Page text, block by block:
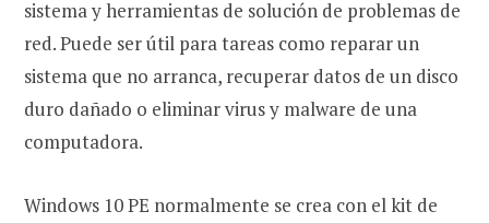
sistema y herramientas de solución de problemas de
red. Puede ser útil para tareas como reparar un
sistema que no arranca, recuperar datos de un disco
duro dañado o eliminar virus y malware de una
computadora.
Windows 10 PE normalmente se crea con el kit de